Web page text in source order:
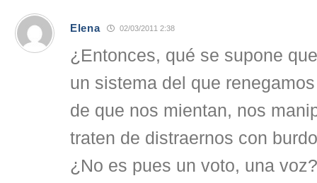
Elena 02/03/2011 2:38
¿Entonces, qué se supone
un sistema del que
de que nos mientan, nos
traten de distraernos con
¿No es pues un voto, una